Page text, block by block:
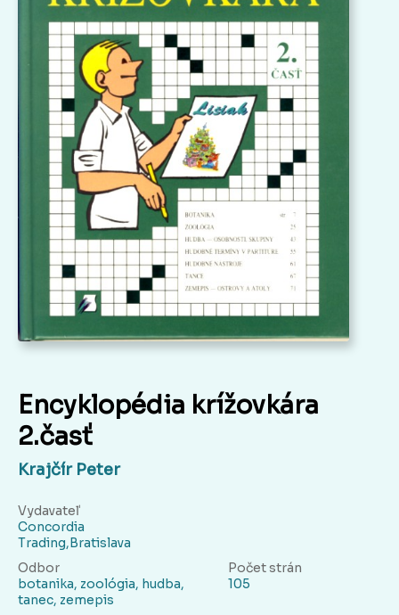
Encyklopédia krížovkára
2.časť
Krajčír Peter
Vydavateľ
Concordia
Trading,Bratislava
Odbor
botanika, zoológia, hudba,
tanec, zemepis
Počet strán
105